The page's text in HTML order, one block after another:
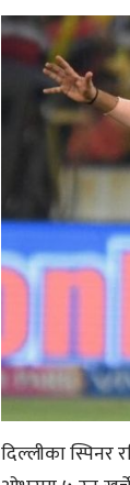
दिल्लीका स्पिनर